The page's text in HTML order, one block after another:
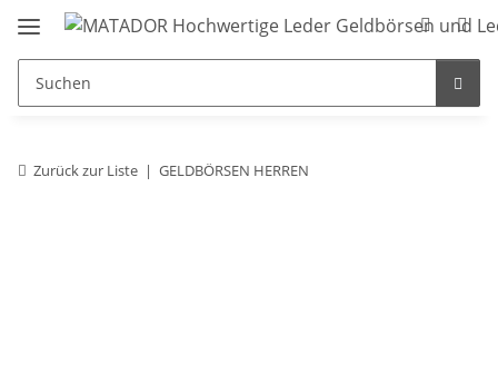
Zurück zur Liste GELDBÖRSEN HERREN